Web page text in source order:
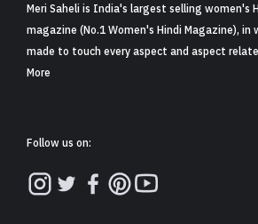
कि जूते दोस्ती भी निभाते हैं.
को डांट रहे थे, "तू तो जूते
नहीं!” तब पता चला कि जूते